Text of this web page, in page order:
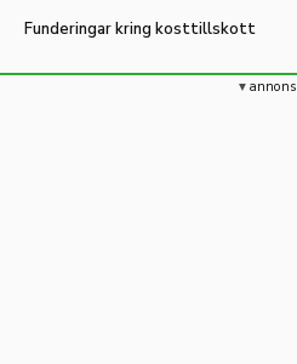
Funderingar kring kosttillskott
annons